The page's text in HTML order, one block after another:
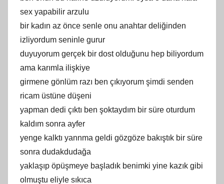
sex yapabilir arzulu
bir kadın az önce senle onu anahtar deliğinden
izliyordum seninle gurur
duyuyorum gerçek bir dost olduğunu hep biliyordum
ama karımla ilişkiye
girmene gönlüm razı ben çıkıyorum şimdi senden
ricam üstüne düşeni
yapman dedi çıktı ben şoktaydım bir süre oturdum
kaldım sonra ayfer
yenge kalktı yannma geldi gözgöze bakıştık bir süre
sonra dudakdudağa
yaklaşıp öpüşmeye başladık benimki yine kazık gibi
olmuştu eliyle sıkıca